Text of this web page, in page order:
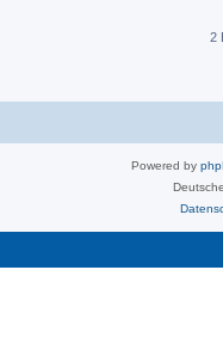
2
Powered by